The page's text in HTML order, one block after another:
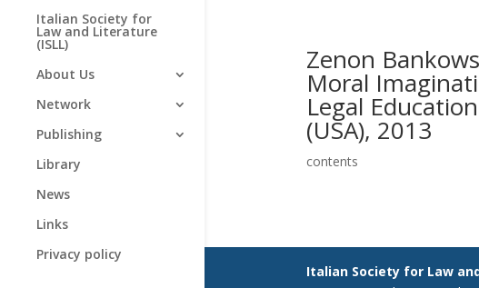
Italian Society for
Law and Literature
(ISLL)
About Us
Network
Publishing
Library
News
Links
Privacy policy
Zenon
Moral
Legal
(USA), 2013
contents
Italian Society for Law